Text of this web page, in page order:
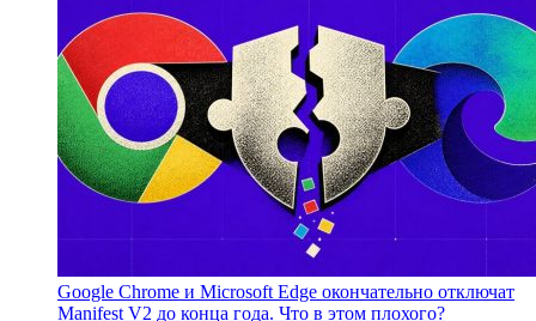
Google Chrome и Microsoft Edge окончательно отключат
Manifest V2 до конца года. Что в этом плохого?